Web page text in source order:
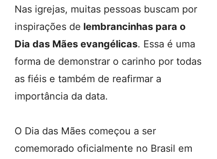
Nas igrejas, muitas pessoas buscam por
inspirações de lembrancinhas para o
Dia das Mães evangélicas. Essa é uma
forma de demonstrar o carinho por todas
as fiéis e também de reafirmar a
importância da data.
O Dia das Mães começou a ser
comemorado oficialmente no Brasil em